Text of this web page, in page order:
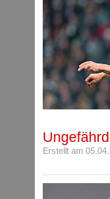
Erstellt am